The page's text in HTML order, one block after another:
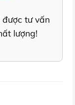
tư vấn
lượng!